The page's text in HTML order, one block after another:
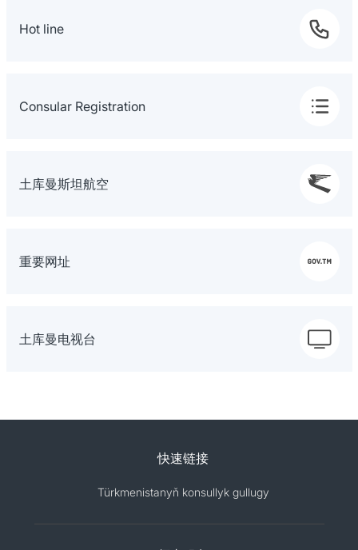
Hot line
Consular Registration
土库曼斯坦航空
重要网址
土库曼电视台
快速链接
Türkmenistanyň konsullyk gullugy